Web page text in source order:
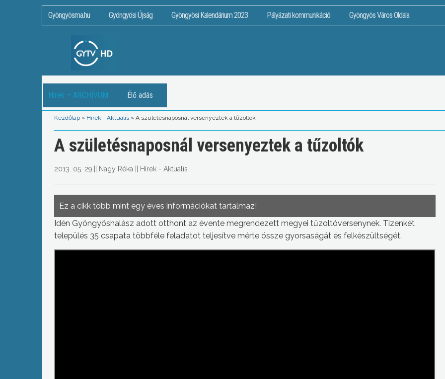
Gyöngyösma.hu Gyöngyösi Újság Gyöngyösi Kalendárium 2023 Pályázati kommunikáció Gyöngyös Város Oldala
Hírek – ARCHÍVUM Élő adás
Kezdőlap » Hírek - Aktuális » A születésnaposnál versenyeztek a tűzoltók
A születésnaposnál versenyeztek a tűzoltók
2013. 05. 29. Nagy Réka Hírek - Aktuális
Ez a cikk több mint egy éves információkat tartalmaz!
Idén Gyöngyöshalász adott otthont az évente megrendezett megyei tűzoltóversenynek. Tizenkét
település 35 csapata többféle feladatot teljesítve mérte össze gyorsaságát és felkészültségét.